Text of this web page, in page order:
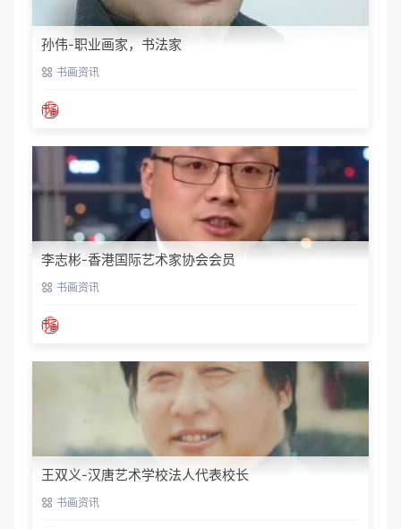
孙伟-职业画家，书法家
书画资讯
李志彬-香港国际艺术家协会会员
书画资讯
王双义-汉唐艺术学校法人代表校长
书画资讯